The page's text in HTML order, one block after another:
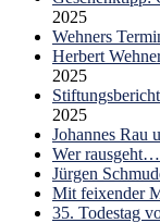
2025
Wehners
Herbert
2025
2025
Johannes Rau
Wer rausgeht…
Jürgen
Mit feixender
35. Todestag